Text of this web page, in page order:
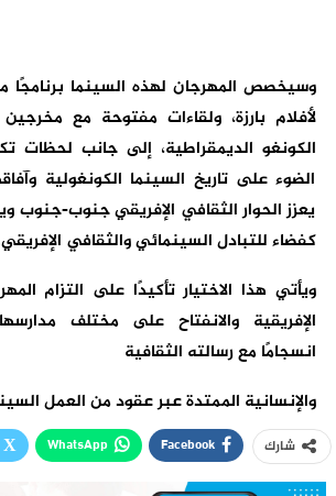
وسيخصص المهرجان لهذه السينما برنامجًا
لأفلام بارزة، ولقاءات مفتوحة مع
الكونغو الديمقراطية، إلى جانب لحظات
الضوء على تاريخ السينما الكونغولية
يعزز الحوار الثقافي الإفريقي جنوب-جنوب
كفضاء للتبادل السينمائي والثقافي
ويأتي هذا الاختيار تأكيدًا على التزام
الإفريقية والانفتاح على مختلف مدارسها
انسجامًا مع رسالته الثقافية
والإنسانية الممتدة عبر عقود من العمل
شارك Facebook
WhatsApp